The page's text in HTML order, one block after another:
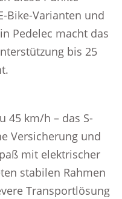
Bike-Varianten und
Pedelec macht das
bis 25
45 km/h – das S-
Versicherung und
mit elektrischer
stabilen Rahmen
Transportlösung